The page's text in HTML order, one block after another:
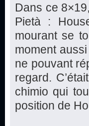
Dans ce
Pietà :
mourant se
moment
ne pouvant
regard.
chimio qui
position de